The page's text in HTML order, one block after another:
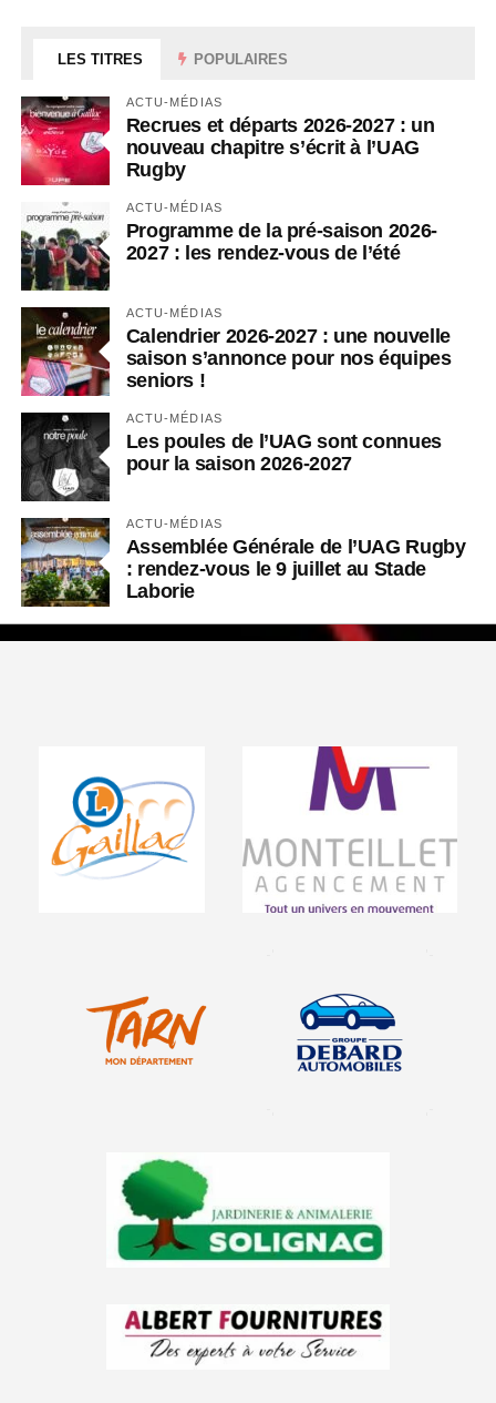
LES TITRES POPULAIRES
ACTU-MÉDIAS
Recrues et départs 2026-2027 : un
nouveau chapitre s’écrit à l’UAG
Rugby
ACTU-MÉDIAS
Programme de la pré-saison 2026-
2027 : les rendez-vous de l’été
ACTU-MÉDIAS
Calendrier 2026-2027 : une nouvelle
saison s’annonce pour nos équipes
seniors !
ACTU-MÉDIAS
Les poules de l’UAG sont connues
pour la saison 2026-2027
ACTU-MÉDIAS
Assemblée Générale de l’UAG Rugby
: rendez-vous le 9 juillet au Stade
Laborie